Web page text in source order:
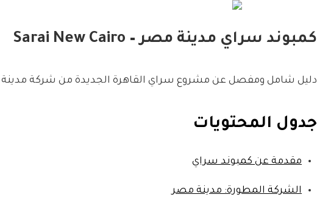
كمبوند سراي مدينة مصر – Sarai New Cairo
دليل شامل ومفصل عن مشروع سراي القاهرة الجديدة من شركة
جدول المحتويات
مقدمة عن كمبوند سراي
الشركة المطورة: مدينة مصر